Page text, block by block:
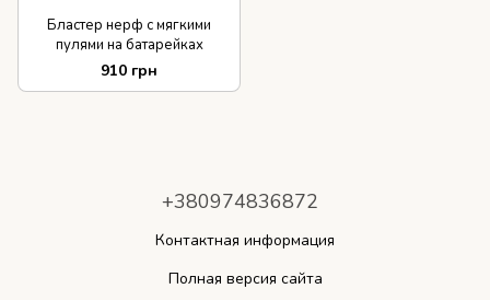
Бластер нерф с мягкими
пулями на батарейках
910 грн
+380974836872
Контактная информация
Полная версия сайта